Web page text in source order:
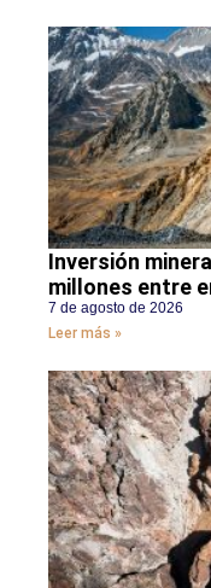
Inversión
millones entre
7 de agosto de 2026
Leer más »